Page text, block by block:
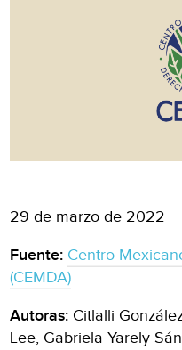
29 de marzo de 2022
Fuente: Centro
(CEMDA)
Autoras: Citlalli
Lee, Gabriela Yarely